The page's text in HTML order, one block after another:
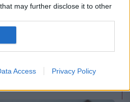
that may further disclose it to other
Access Privacy Policy
a trecut de Comisia
termenilor din proiect